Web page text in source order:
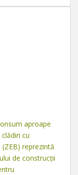
aproape
cu
reprezintă
de construcții